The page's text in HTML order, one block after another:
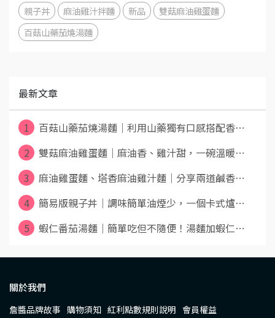
親子丼
麻油雞汁拌麵 新品
雙菇麻油雞蛋麵
百菇山藥茄燒湯麵
最新文章
1
百菇山藥茄燒湯麵｜利用山藥獨有口感搭配香⋯
2
雙菇麻油雞蛋麵｜麻油香、雞汁甜，一碗溫暖⋯
3
麻油雞蛋麵、塔香麻油雞汁麵｜分享兩道鹹香⋯
4
簡易版親子丼｜調味簡單油煙少，一個卡式爐⋯
5
蝦仁番茄湯麵｜簡單吃但不隨便！湯麵加蝦仁⋯
關於我們
詹醬品牌故事 購物須知 紅利點數規則說明 會員權益